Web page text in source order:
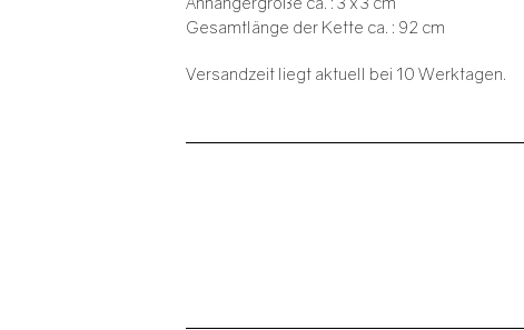
Gesamtlänge der Kette ca. : 92 cm
Versandzeit liegt aktuell bei 10 Werktagen.